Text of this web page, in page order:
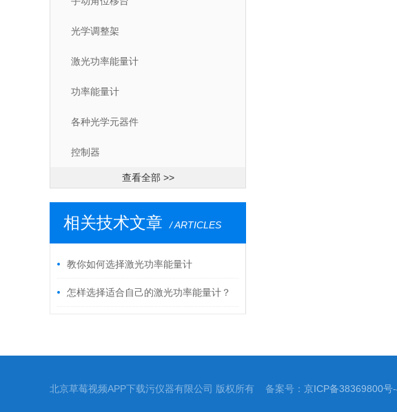
光学调整架
激光功率能量计
功率能量计
各种光学元器件
控制器
查看全部 >>
相关技术文章 / ARTICLES
教你如何选择激光功率能量计
怎样选择适合自己的激光功率能量计？
北京草莓视频APP下载污仪器有限公司 版权所有 备案号： 京ICP备38369800号